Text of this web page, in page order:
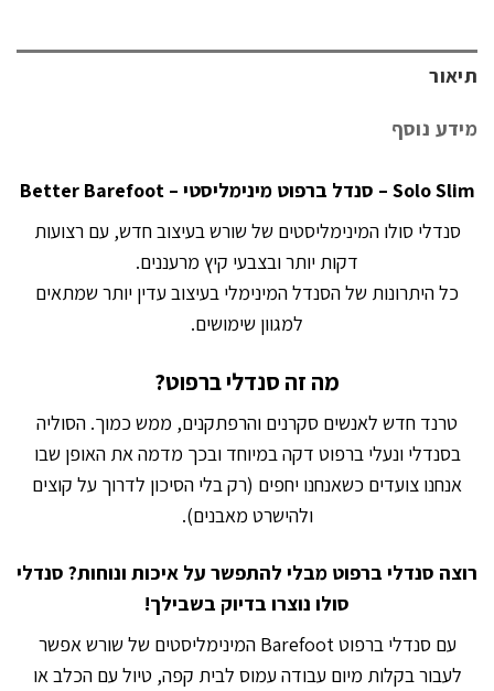
תיאור
מידע נוסף
Solo Slim – סנדל ברפוט מינימליסטי – Better Barefoot
סנדלי סולו המינימליסטים של שורש בעיצוב חדש, עם רצועות
דקות יותר ובצבעי קיץ מרעננים.
כל היתרונות של הסנדל המינימלי בעיצוב עדין יותר שמתאים
למגוון שימושים.
מה זה סנדלי ברפוט?
טרנד חדש לאנשים סקרנים והרפתקנים, ממש כמוך. הסוליה
בסנדלי ונעלי ברפוט דקה במיוחד ובכך מדמה את האופן שבו
אנחנו צועדים כשאנחנו יחפים (רק בלי הסיכון לדרוך על קוצים
ולהישרט מאבנים).
רוצה סנדלי ברפוט מבלי להתפשר על איכות ונוחות? סנדלי
סולו נוצרו בדיוק בשבילך!
עם סנדלי ברפוט Barefoot המינימליסטים של שורש אפשר
לעבור בקלות מיום עבודה עמוס לבית קפה, טיול עם הכלב או